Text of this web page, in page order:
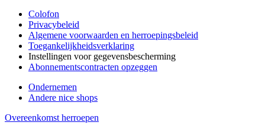
Colofon
Privacybeleid
Algemene voorwaarden en herroepingsbeleid
Toegankelijkheidsverklaring
Instellingen voor gegevensbescherming
Abonnementscontracten opzeggen
Ondernemen
Andere nice shops
Overeenkomst herroepen